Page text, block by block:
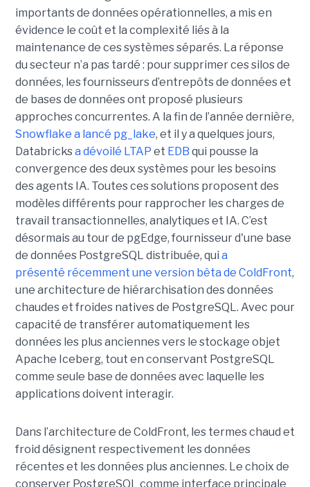
importants de données opérationnelles, a mis en
évidence le coût et la complexité liés à la
maintenance de ces systèmes séparés. La réponse
du secteur n’a pas tardé : pour supprimer ces silos de
données, les fournisseurs d’entrepôts de données et
de bases de données ont proposé plusieurs
approches concurrentes. A la fin de l’année dernière,
Snowflake a lancé pg_lake, et il y a quelques jours,
Databricksa dévoilé LTAP et EDB qui pousse la
convergence des deux systèmes pour les besoins
des agents IA. Toutes ces solutions proposent des
modèles différents pour rapprocher les charges de
travail transactionnelles, analytiques et IA. C’est
désormais au tour de pgEdge, fournisseur d'une base
de données PostgreSQL distribuée, qui a
présenté récemment une version bêta de ColdFront,
une architecture de hiérarchisation des données
chaudes et froides natives de PostgreSQL. Avec pour
capacité de transférer automatiquement les
données les plus anciennes vers le stockage objet
Apache Iceberg, tout en conservant PostgreSQL
comme seule base de données avec laquelle les
applications doivent interagir.
Dans l’architecture de ColdFront, les termes chaud et
froid désignent respectivement les données
récentes et les données plus anciennes. Le choix de
conserver PostgreSQL comme interface principale